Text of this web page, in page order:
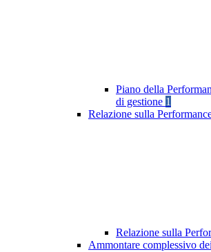
Piano della
di gestione 1
Relazione sulla
Relazione sulla
Ammontare complessivo